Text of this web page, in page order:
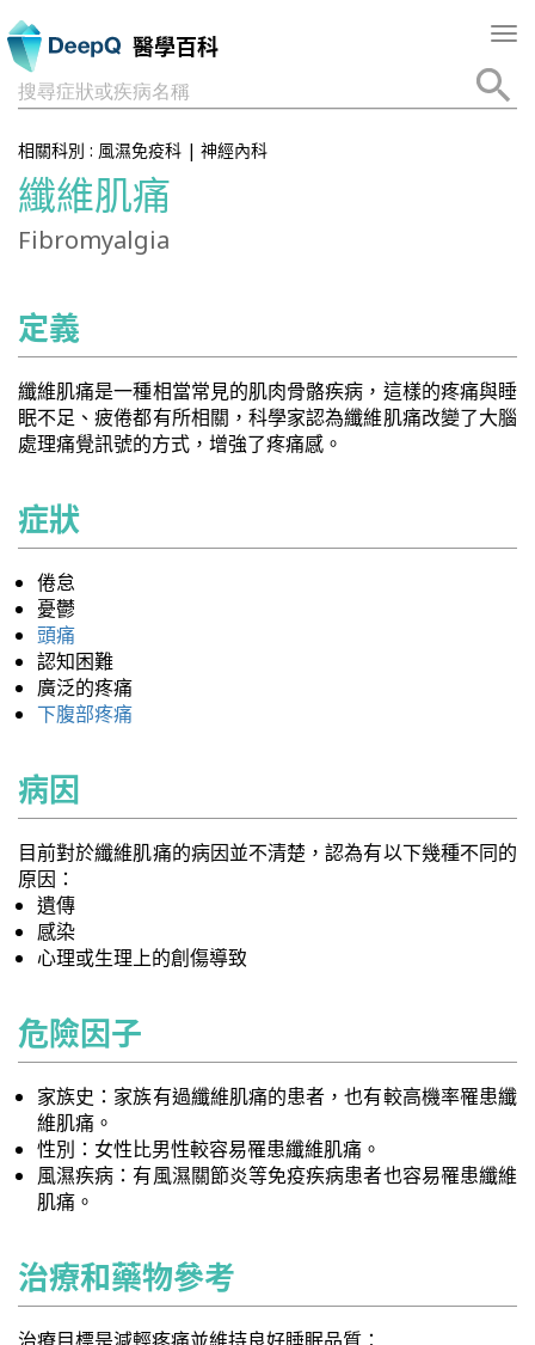
醫學百科
搜尋症狀或疾病名稱
相關科別 : 風濕免疫科 | 神經內科
纖維肌痛
Fibromyalgia
定義
纖維肌痛是一種相當常見的肌肉骨骼疾病，這樣的疼痛與睡
眠不足、疲倦都有所相關，科學家認為纖維肌痛改變了大腦
處理痛覺訊號的方式，增強了疼痛感。
症狀
倦怠
憂鬱
頭痛
認知困難
廣泛的疼痛
下腹部疼痛
病因
目前對於纖維肌痛的病因並不清楚，認為有以下幾種不同的
原因：
遺傳
感染
心理或生理上的創傷導致
危險因子
家族史：家族有過纖維肌痛的患者，也有較高機率罹患纖
維肌痛。
性別：女性比男性較容易罹患纖維肌痛。
風濕疾病：有風濕關節炎等免疫疾病患者也容易罹患纖維
肌痛。
治療和藥物參考